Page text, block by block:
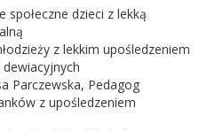
społeczne dzieci z lekką
z lekkim upośledzeniem
Parczewska, Pedagog
z upośledzeniem